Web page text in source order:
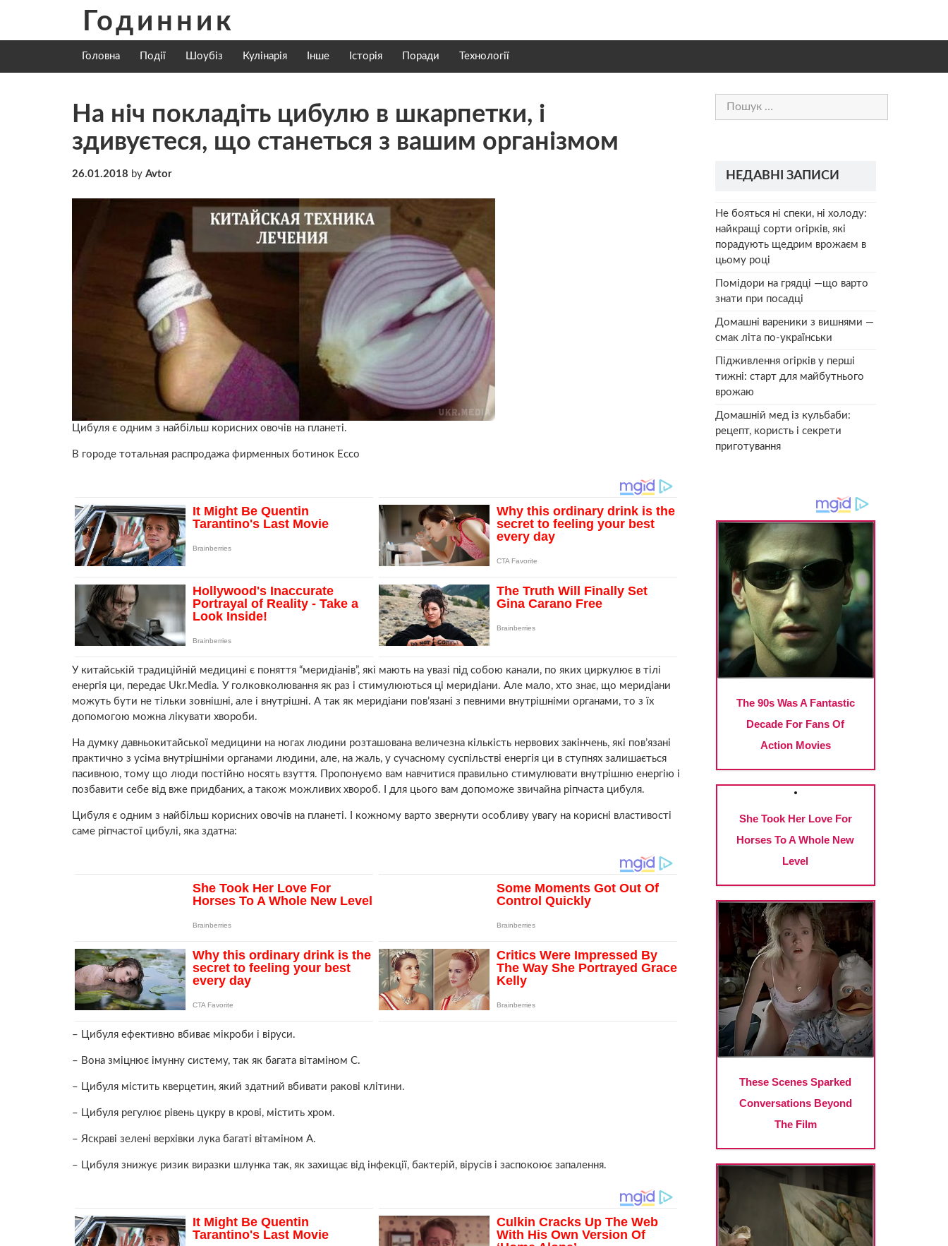
content
Годинник
Головна Події Шоубіз Кулінарія Інше Історія Поради Технології
На ніч покладіть цибулю в шкарпетки, і
здивуєтеся, що станеться з вашим організмом
26.01.2018 by Avtor
Цибуля є одним з найбільш корисних овочів на планеті.
В городе тотальная распродажа фирменных ботинок Ecco
У китайській традиційній медицині є поняття “меридіанів”, які мають на увазі під собою канали, по яких циркулює в тілі
енергія ци, передає Ukr.Media. У голковколювання як раз і стимулюються ці меридіани. Але мало, хто знає, що меридіани
можуть бути не тільки зовнішні, але і внутрішні. А так як меридіани пов’язані з певними внутрішніми органами, то з їх
допомогою можна лікувати хвороби.
На думку давньокитайської медицини на ногах людини розташована величезна кількість нервових закінчень, які пов’язані
практично з усіма внутрішніми органами людини, але, на жаль, у сучасному суспільстві енергія ци в ступнях залишається
пасивною, тому що люди постійно носять взуття. Пропонуємо вам навчитися правильно стимулювати внутрішню енергію і
позбавити себе від вже придбаних, а також можливих хвороб. І для цього вам допоможе звичайна ріпчаста цибуля.
Цибуля є одним з найбільш корисних овочів на планеті. І кожному варто звернути особливу увагу на корисні властивості
саме ріпчастої цибулі, яка здатна:
– Цибуля ефективно вбиває мікроби і віруси.
– Вона зміцнює імунну систему, так як багата вітаміном С.
– Цибуля містить кверцетин, який здатний вбивати ракові клітини.
– Цибуля регулює рівень цукру в крові, містить хром.
– Яскраві зелені верхівки лука багаті вітаміном А.
– Цибуля знижує ризик виразки шлунка так, як захищає від інфекції, бактерій, вірусів і заспокоює запалення.
Пошук:
НЕДАВНІ ЗАПИСИ
Не бояться ні спеки, ні холоду:
найкращі сорти огірків, які
порадують щедрим врожаєм в
цьому році
Помідори на грядці —що варто
знати при посадці
Домашні вареники з вишнями —
смак літа по-українськи
Підживлення огірків у перші
тижні: старт для майбутнього
врожаю
Домашній мед із кульбаби:
рецепт, користь і секрети
приготування